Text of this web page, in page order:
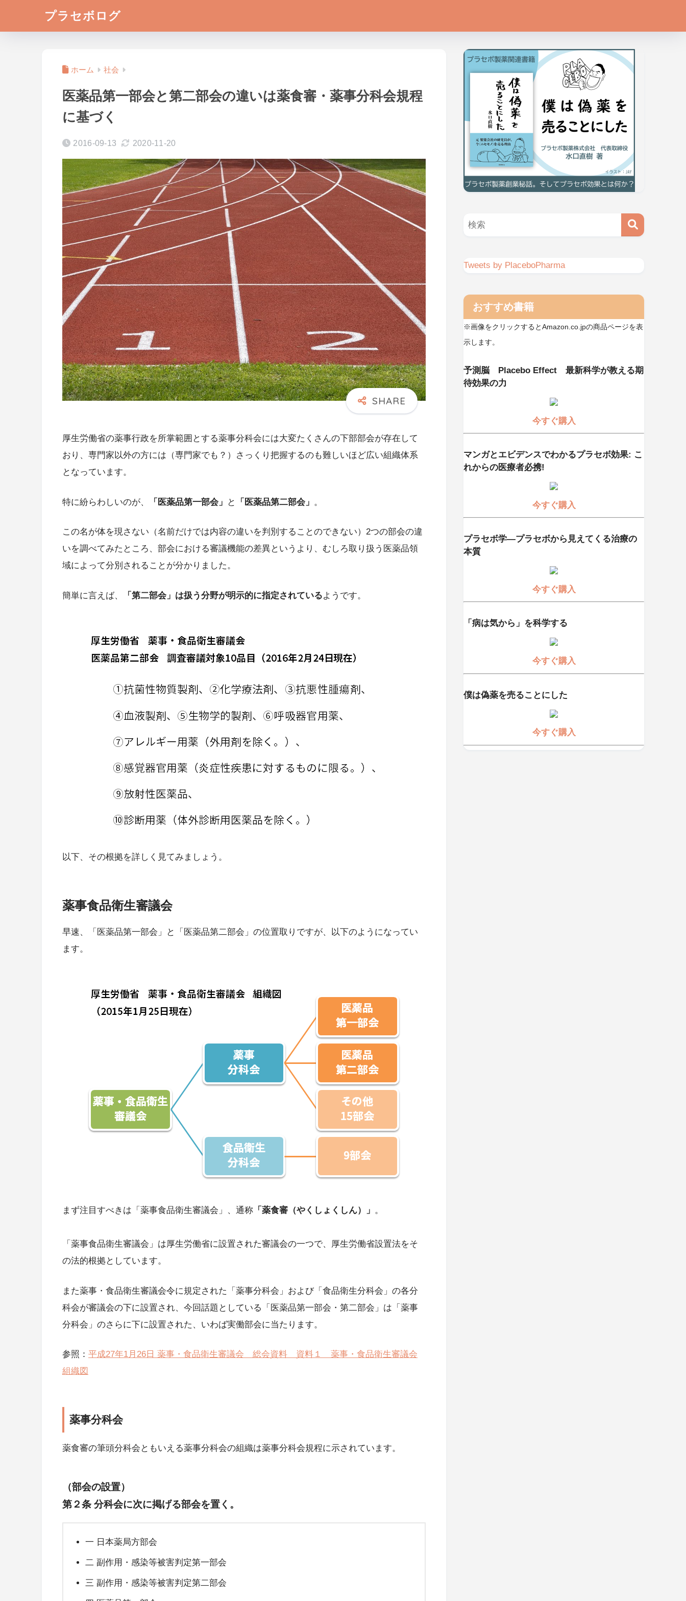
プラセボログ
ホーム 社会
医薬品第一部会と第二部会の違いは薬食審・薬事分科会規程
に基づく
2016-09-13 2020-11-20
厚生労働省の薬事行政を所掌範囲とする薬事分科会には大変たくさんの下部部会が存在して
おり、専門家以外の方には（専門家でも？）さっくり把握するのも難しいほど広い組織体系
となっています。
特に紛らわしいのが、 「医薬品第一部会」 と 「医薬品第二部会」 。
この名が体を現さない（名前だけでは内容の違いを判別することのできない）2つの部会の違
いを調べてみたところ、部会における審議機能の差異というより、むしろ取り扱う医薬品領
域によって分別されることが分かりました。
簡単に言えば、 「第二部会」は扱う分野が明示的に指定されているようです。
以下、その根拠を詳しく見てみましょう。
薬事食品衛生審議会
早速、「医薬品第一部会」と「医薬品第二部会」の位置取りですが、以下のようになってい
ます。
まず注目すべきは「薬事食品衛生審議会」、通称 「薬食審（やくしょくしん）」 。
「薬事食品衛生審議会」は厚生労働省に設置された審議会の一つで、厚生労働省設置法をそ
の法的根拠としています。
また薬事・食品衛生審議会令に規定された「薬事分科会」および「食品衛生分科会」の各分
科会が審議会の下に設置され、今回話題としている「医薬品第一部会・第二部会」は「薬事
分科会」のさらに下に設置された、いわば実働部会に当たります。
参照： 平成27年1月26日 薬事・食品衛生審議会 総会資料 資料１ 薬事・食品衛生審議会
組織図
薬事分科会
薬食審の筆頭分科会ともいえる薬事分科会の組織は薬事分科会規程に示されています。
（部会の設置）
第２条 分科会に次に掲げる部会を置く。
一 日本薬局方部会
二 副作用・感染等被害判定第一部会
三 副作用・感染等被害判定第二部会
Tweets by PlaceboPharma
おすすめ書籍
※画像をクリックするとAmazon.co.jpの商品ページを表
示します。
予測脳 Placebo Effect 最新科学が教える期
待効果の力
今すぐ購入
マンガとエビデンスでわかるプラセボ効果: こ
れからの医療者必携!
今すぐ購入
プラセボ学―プラセボから見えてくる治療の
本質
今すぐ購入
「病は気から」を科学する
今すぐ購入
僕は偽薬を売ることにした
今すぐ購入